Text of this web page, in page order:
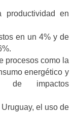
productividad en
en un 4% y de
procesos como la
energético y
de impactos
el uso de